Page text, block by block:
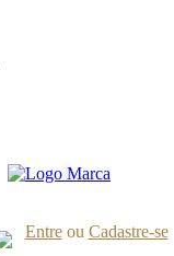
Entre ou Cadastre-se